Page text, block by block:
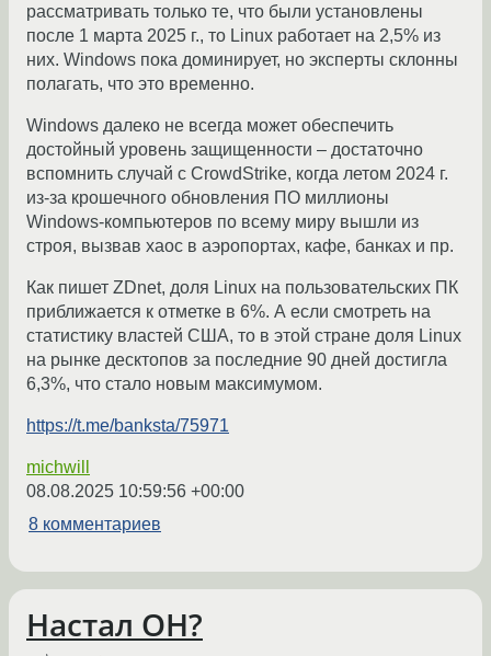
рассматривать только те, что были установлены
после 1 марта 2025 г., то Linux работает на 2,5% из
них. Windows пока доминирует, но эксперты склонны
полагать, что это временно.
Windows далеко не всегда может обеспечить
достойный уровень защищенности – достаточно
вспомнить случай с CrowdStrike, когда летом 2024 г.
из-за крошечного обновления ПО миллионы
Windows-компьютеров по всему миру вышли из
строя, вызвав хаос в аэропортах, кафе, банках и пр.
Как пишет ZDnet, доля Linux на пользовательских ПК
приближается к отметке в 6%. А если смотреть на
статистику властей США, то в этой стране доля Linux
на рынке десктопов за последние 90 дней достигла
6,3%, что стало новым максимумом.
https://t.me/banksta/75971
michwill
08.08.2025 10:59:56 +00:00
8 комментариев
Настал ОН?